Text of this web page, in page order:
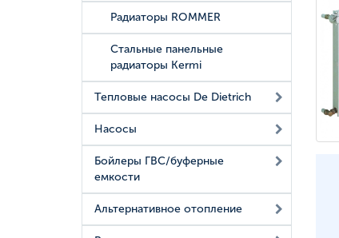
Радиаторы ROMMER
Стальные панельные
радиаторы Kermi
Тепловые насосы De Dietrich
Насосы
Бойлеры ГВС/буферные
емкости
Альтернативное отопление